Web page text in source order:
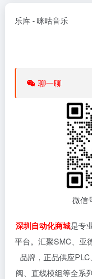
乐库-咪咕音乐
聊一聊
微信
深圳自动化商城是专
平台。汇聚SMC、亚
品牌，正品供应
阀、直线模组等全系